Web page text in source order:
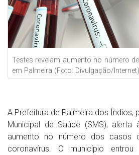
Testes revelam aumento no número
em Palmeira (Foto: Divulgação/Internet)
A Prefeitura de Palmeira dos Índios,
Municipal de Saúde (SMS),
aumento no número dos casos
coronavírus. O município